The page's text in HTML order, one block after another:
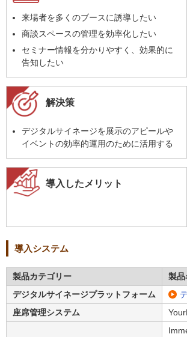
来場者を多くのブースに誘導したい
商談スペースの管理を効率化したい
セミナー情報を分かりやすく、効果的に
告知したい
解決策
デジタルサイネージを展示のアピールや
イベントの効率的運用のために活用する
導入したメリット
導入システム
製品カテゴリー
製品
デジタルサイネージプラットフォーム
デ
座席管理システム